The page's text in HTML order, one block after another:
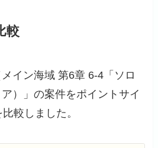
較
メイン海域 第6章 6-4「ソロ
）」の案件をポイントサイ
較しました。